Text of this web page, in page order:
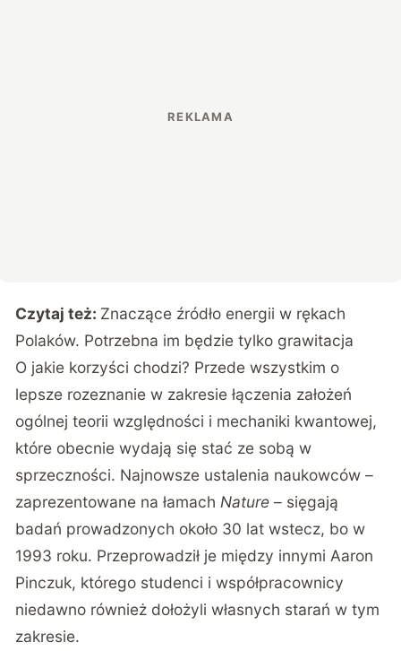
Czytaj też: Znaczące źródło energii w rękach
Polaków. Potrzebna im będzie tylko grawitacja
O jakie korzyści chodzi? Przede wszystkim o
lepsze rozeznanie w zakresie łączenia założeń
ogólnej teorii względności i mechaniki kwantowej,
które obecnie wydają się stać ze sobą w
sprzeczności. Najnowsze ustalenia naukowców –
zaprezentowane na łamach Nature– sięgają
badań prowadzonych około 30 lat wstecz, bo w
1993 roku. Przeprowadził je między innymi Aaron
Pinczuk, którego studenci i współpracownicy
niedawno również dołożyli własnych starań w tym
zakresie.